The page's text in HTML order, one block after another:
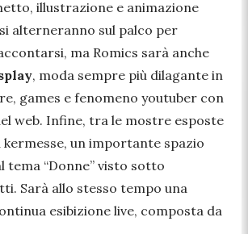
illustrazione e animazione
alterneranno sul palco per
ma Romics sarà anche
, moda sempre più dilagante in
games e fenomeno youtuber con
web. Infine, tra le mostre esposte
kermesse, un importante spazio
tema “Donne” visto sotto
Sarà allo stesso tempo una
esibizione live, composta da